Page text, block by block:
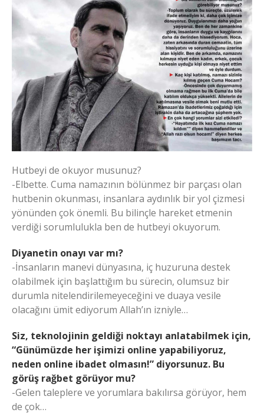
Hutbeyi de okuyor musunuz?
-Elbette. Cuma namazının bölünmez bir parçası olan
hutbenin okunması, insanlara aydınlık bir yol çizmesi
yönünden çok önemli. Bu bilinçle hareket etmenin
verdiği sorumlulukla ben de hutbeyi okuyorum.
Diyanetin onayı var mı?
-İnsanların manevi dünyasına, iç huzuruna destek
olabilmek için başlattığım bu sürecin, olumsuz bir
durumla nitelendirilemeyeceğini ve duaya vesile
olacağını ümit ediyorum Allah’ın izniyle…
Siz, teknolojinin geldiği noktayı anlatabilmek için,
“Günümüzde her işimizi online yapabiliyoruz,
neden online ibadet olmasın!” diyorsunuz. Bu
görüş rağbet görüyor mu?
-Gelen taleplere ve yorumlara bakılırsa görüyor, hem
de çok…